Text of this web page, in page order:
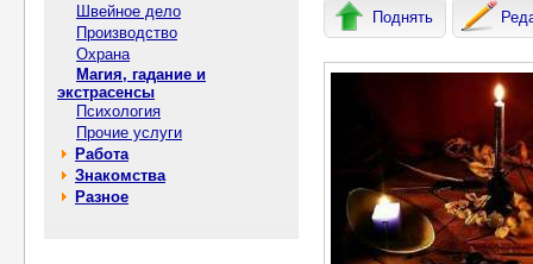
Швейное дело
Производство
Охрана
Магия, гадание и
экстрасенсы
Психология
Прочие услуги
Работа
Знакомства
Разное
Поднять